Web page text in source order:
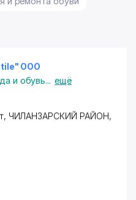
ООО
и обувь... ещё
, ЧИЛАНЗАРСКИЙ РАЙОН,